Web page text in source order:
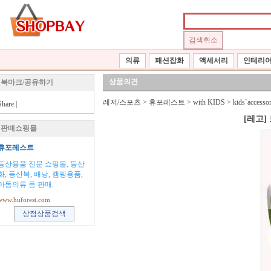
의류 패션잡화 액세서리 인테리
북마크/공유하기
판매쇼핑몰
포레스트
산용품 전문 쇼핑몰, 등산
, 등산복, 배낭, 캠핑용품,
동의류 등 판매.
상품의견
레저/스포츠 > 휴포레스트 > with KIDS >
[레고]